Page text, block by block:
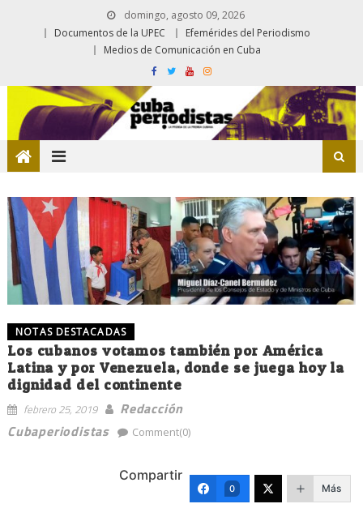
domingo, agosto 09, 2026
Documentos de la UPEC
Efemérides del Periodismo
Medios de Comunicación en Cuba
NOTAS DESTACADAS
Los cubanos votamos también por América
Latina y por Venezuela, donde se juega hoy la
dignidad del continente
febrero 25, 2019
Redacción
Cubaperiodistas
Comment(0)
Compartir
0 Más